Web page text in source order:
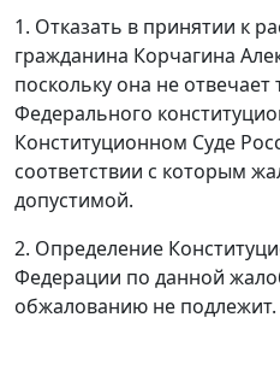
1. Отказать в принятии к
гражданина Корчагина
поскольку она не
Федерального
Конституционном Суде
соответствии с которым
допустимой.
2. Определение
Федерации по данной
обжалованию не подлежит.